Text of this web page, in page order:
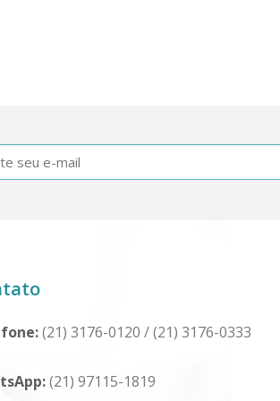
(21) 3176-0120 /(21) 3176-0333
(21) 97115-1819